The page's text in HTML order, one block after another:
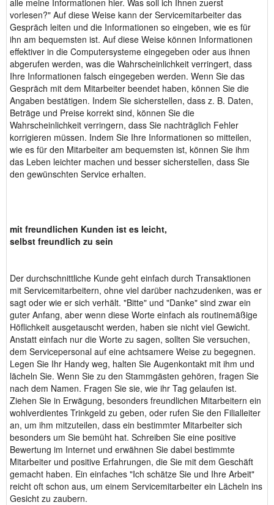
alle meine Informationen hier. Was soll ich Ihnen zuerst
vorlesen?" Auf diese Weise kann der Servicemitarbeiter das
Gespräch leiten und die Informationen so eingeben, wie es für
ihn am bequemsten ist. Auf diese Weise können Informationen
effektiver in die Computersysteme eingegeben oder aus ihnen
abgerufen werden, was die Wahrscheinlichkeit verringert, dass
Ihre Informationen falsch eingegeben werden. Wenn Sie das
Gespräch mit dem Mitarbeiter beendet haben, können Sie die
Angaben bestätigen. Indem Sie sicherstellen, dass z. B. Daten,
Beträge und Preise korrekt sind, können Sie die
Wahrscheinlichkeit verringern, dass Sie nachträglich Fehler
korrigieren müssen. Indem Sie Ihre Informationen so mitteilen,
wie es für den Mitarbeiter am bequemsten ist, können Sie ihm
das Leben leichter machen und besser sicherstellen, dass Sie
den gewünschten Service erhalten.
mit freundlichen Kunden ist es leicht,
selbst freundlich zu sein
Der durchschnittliche Kunde geht einfach durch Transaktionen
mit Servicemitarbeitern, ohne viel darüber nachzudenken, was er
sagt oder wie er sich verhält. "Bitte" und "Danke" sind zwar ein
guter Anfang, aber wenn diese Worte einfach als routinemäßige
Höflichkeit ausgetauscht werden, haben sie nicht viel Gewicht.
Anstatt einfach nur die Worte zu sagen, sollten Sie versuchen,
dem Servicepersonal auf eine achtsamere Weise zu begegnen.
Legen Sie Ihr Handy weg, halten Sie Augenkontakt mit ihm und
lächeln Sie. Wenn Sie zu den Stammgästen gehören, fragen Sie
nach dem Namen. Fragen Sie sie, wie ihr Tag gelaufen ist.
Ziehen Sie in Erwägung, besonders freundlichen Mitarbeitern ein
wohlverdientes Trinkgeld zu geben, oder rufen Sie den Filialleiter
an, um ihm mitzuteilen, dass ein bestimmter Mitarbeiter sich
besonders um Sie bemüht hat. Schreiben Sie eine positive
Bewertung im Internet und erwähnen Sie dabei bestimmte
Mitarbeiter und positive Erfahrungen, die Sie mit dem Geschäft
gemacht haben. Ein einfaches "Ich schätze Sie und Ihre Arbeit"
reicht oft schon aus, um einem Servicemitarbeiter ein Lächeln ins
Gesicht zu zaubern.